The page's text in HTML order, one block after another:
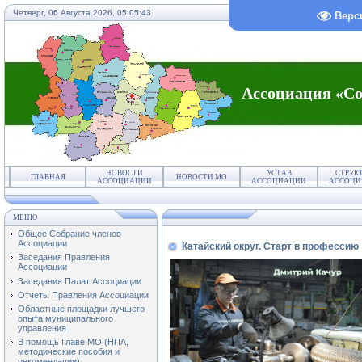
Четверг, 06 Августа 2026, 05:05:44
Ассоциация
ГЛАВНАЯ
НОВОСТИ
АССОЦИАЦИИ
НОВОСТИ МО
УСТАВ
АССОЦИАЦИИ
МЕНЮ
Общее Собрание членов
Ассоциации
Заседания Правления
Ассоциации
Заседания Палат Ассоциации
Отчеты Правления Ассоциации
Областные площадки лучшего
опыта муниципального
управления
В помощь Главе МО (НПА,
методические пособия и
Катайский округ. Старт в профессию